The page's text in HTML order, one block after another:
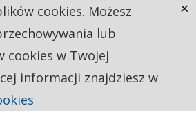
cookies. Możesz
lub
cookies w Twojej
informacji znajdziesz w
×